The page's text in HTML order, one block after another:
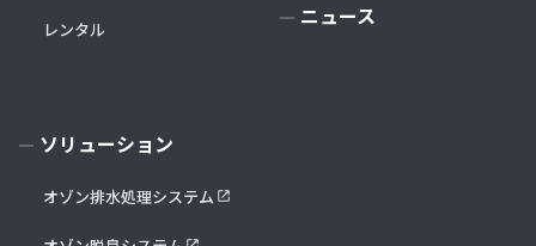
レンタル
ソリューション
オゾン排水処理システム
ニュース